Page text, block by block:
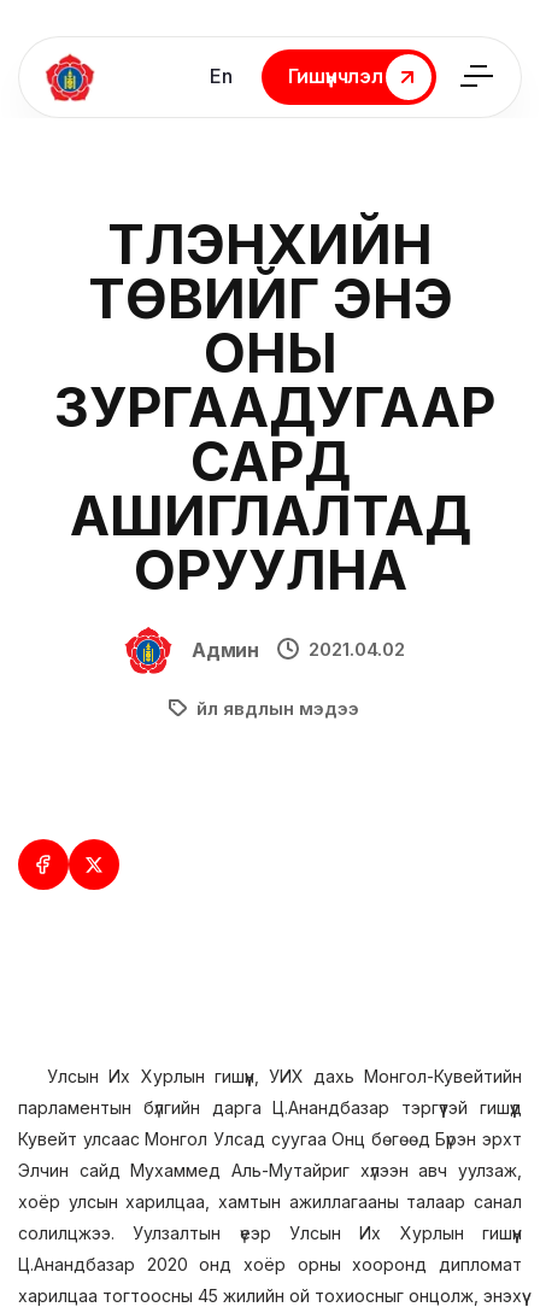
En
Гишүүнчлэл
Гишүүнчлэл
ТҮЛЭНХИЙН
ТӨВИЙГ ЭНЭ
ОНЫ
ЗУРГААДУГААР
САРД
АШИГЛАЛТАД
ОРУУЛНА
Админ 2021.04.02
Үйл явдлын мэдээ
Улсын Их Хурлын гишүүн, УИХ дахь Монгол-Кувейтийн
парламентын бүлгийн дарга Ц.Анандбазар тэргүүтэй гишүүд
Кувейт улсаас Монгол Улсад суугаа Онц бөгөөд Бүрэн эрхт
Элчин сайд Мухаммед Аль-Мутайриг хүлээн авч уулзаж,
хоёр улсын харилцаа, хамтын ажиллагааны талаар санал
солилцжээ. Уулзалтын үеэр Улсын Их Хурлын гишүүн
Ц.Анандбазар 2020 онд хоёр орны хооронд дипломат
харилцаа тогтоосны 45 жилийн ой тохиосныг онцолж, энэхүү